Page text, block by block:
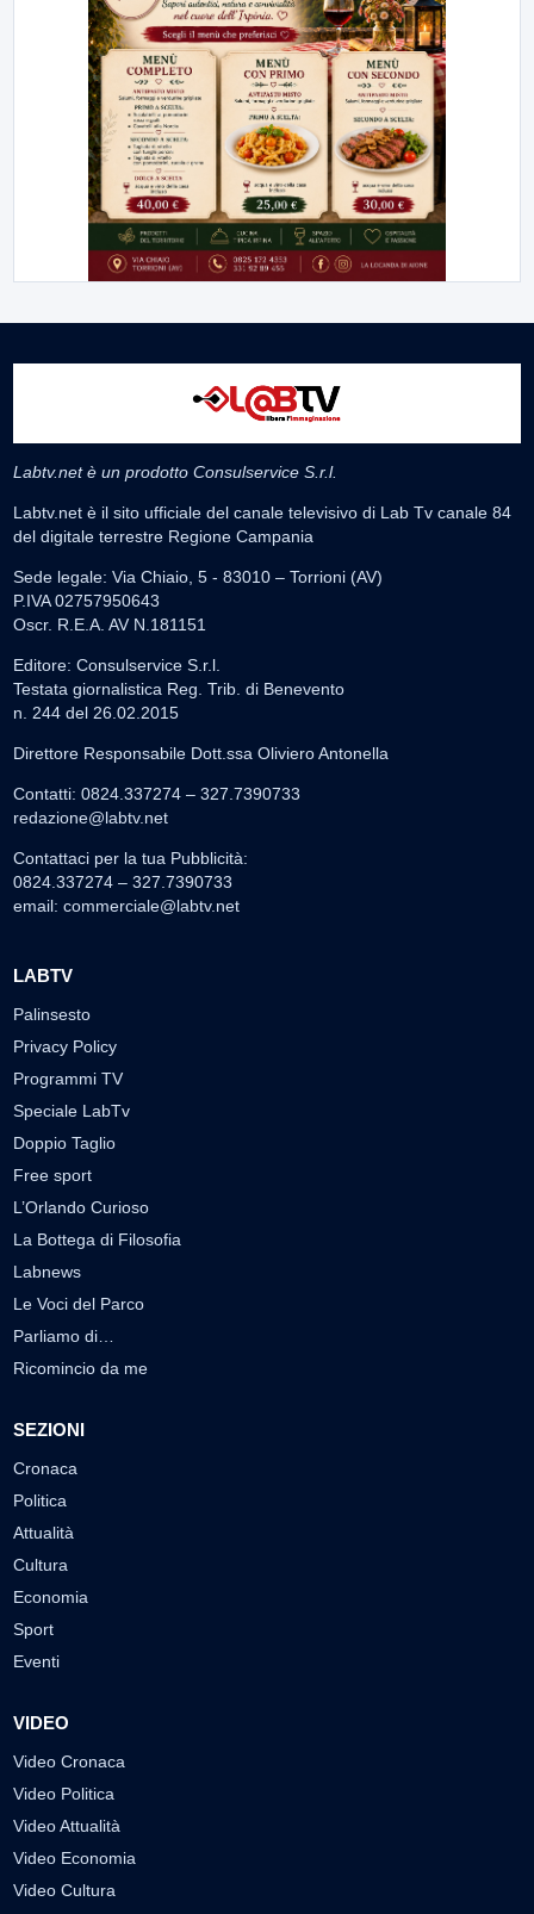
Labtv.net è un prodotto Consulservice S.r.l.
Labtv.net è il sito ufficiale del canale televisivo di Lab Tv canale 84
del digitale terrestre Regione Campania
Sede legale: Via Chiaio, 5 - 83010 – Torrioni (AV)
P.IVA 02757950643
Oscr. R.E.A. AV N.181151
Editore: Consulservice S.r.l.
Testata giornalistica Reg. Trib. di Benevento
n. 244 del 26.02.2015
Direttore Responsabile Dott.ssa Oliviero Antonella
Contatti: 0824.337274 – 327.7390733
redazione@labtv.net
Contattaci per la tua Pubblicità:
0824.337274 – 327.7390733
email: commerciale@labtv.net
LABTV
Palinsesto
Privacy Policy
Programmi TV
Speciale LabTv
Doppio Taglio
Free sport
L’Orlando Curioso
La Bottega di Filosofia
Labnews
Le Voci del Parco
Parliamo di…
Ricomincio da me
SEZIONI
Cronaca
Politica
Attualità
Cultura
Economia
Sport
Eventi
VIDEO
Video Cronaca
Video Politica
Video Attualità
Video Economia
Video Cultura